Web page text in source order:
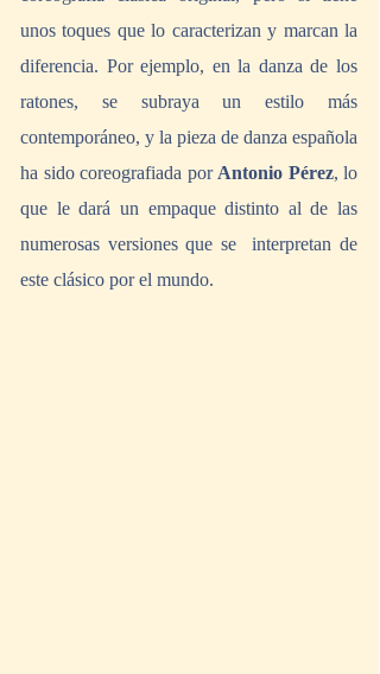
unos toques que lo caracterizan y marcan la
diferencia. Por ejemplo, en la danza de los
ratones, se subraya un estilo más
contemporáneo, y la pieza de danza española
ha sido coreografiada por Antonio Pérez, lo
que le dará un empaque distinto al de las
numerosas versiones que se  interpretan de
este clásico por el mundo.